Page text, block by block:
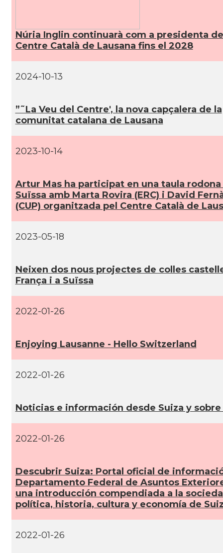
Núria Inglin continuarà com a presidenta
Centre Català de Lausana fins el 2028
2024-10-13
”˜La Veu del Centre', la nova capçalera de la
comunitat catalana de Lausana
2023-10-14
Artur Mas ha participat en una taula rodona
Suïssa amb Marta Rovira (ERC) i David
(CUP) organitzada pel Centre Català de
2023-05-18
Neixen dos nous projectes de colles
França i a Suïssa
2022-01-26
Enjoying Lausanne - Hello Switzerland
2022-01-26
Noticias e información desde Suiza y sobre
2022-01-26
Descubrir Suiza: Portal oficial de
Departamento Federal de Asuntos
una introducción compendiada a la
polí­tica, historia, cultura y economí­a de
2022-01-26